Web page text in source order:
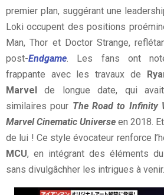
premier plan, suggérant une
Loki occupent des positions
Man, Thor et Doctor Strange,
post-Endgame . Les fans ont
frappante avec les travaux de
Marvel de longue date, qui
similaires pour The Road to Infinity
Marvel Cinematic Universe en 2018.
de lui ! Ce style évocateur renforce
MCU, en intégrant des éléments
sans divulgâchher les intrigues à venir.